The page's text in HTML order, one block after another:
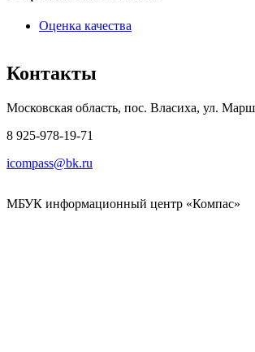
Оценка качества
Контакты
Московская область, пос. Власиха, ул.
8 925-978-19-71
icompass@bk.ru
МБУК информационный центр «Компас»